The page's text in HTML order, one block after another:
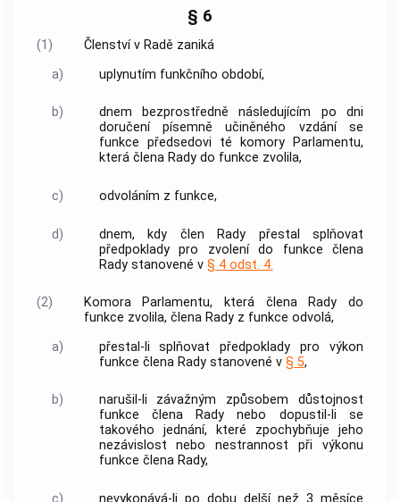
§ 6
(1)
Členství v Radě zaniká
a)
uplynutím funkčního období,
b)
dnem bezprostředně následujícím po dni
doručení písemně učiněného vzdání se
funkce předsedovi té komory Parlamentu,
která člena Rady do funkce zvolila,
c) odvoláním z funkce,
d)
dnem, kdy člen Rady přestal splňovat
předpoklady pro zvolení do funkce člena
Rady stanovené v § 4 odst. 4.
(2)
Komora Parlamentu, která člena Rady do
funkce zvolila, člena Rady z funkce odvolá,
a)
přestal-li splňovat předpoklady pro výkon
funkce člena Rady stanovené v § 5,
b)
narušil-li závažným způsobem důstojnost
funkce člena Rady nebo dopustil-li se
takového jednání, které zpochybňuje jeho
nezávislost nebo nestrannost při výkonu
funkce člena Rady,
c)
nevykonává-li po dobu delší než 3 měsíce